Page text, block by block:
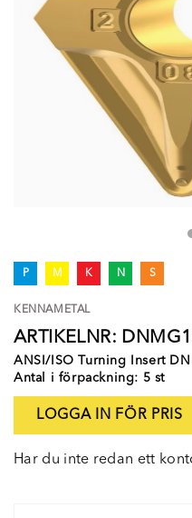
P M K N S
KENNAMETAL
ARTIKELNR:
ANSI/ISO Turning Insert
Antal i förpackning: 5 st
LOGGA IN FÖR PRIS
Har du inte redan ett